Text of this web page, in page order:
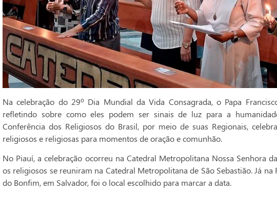
Na celebração do 29º Dia Mundial da Vida Consagrada, o Papa
refletindo sobre como eles podem ser sinais de luz para a
Conferência dos Religiosos do Brasil, por meio de suas Regionais,
religiosos e religiosas para momentos de oração e comunhão.
No Piauí, a celebração ocorreu na Catedral Metropolitana Nossa Senhora
os religiosos se reuniram na Catedral Metropolitana de São Sebastião. Já na
do Bonfim, em Salvador, foi o local escolhido para marcar a data.